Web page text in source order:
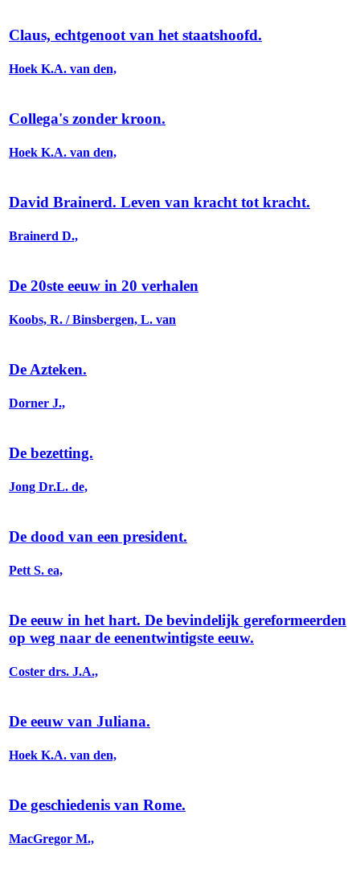
Claus, echtgenoot van het staatshoofd.
Hoek K.A. van den,
Collega's zonder kroon.
Hoek K.A. van den,
David Brainerd. Leven van kracht tot kracht.
Brainerd D.,
De 20ste eeuw in 20 verhalen
Koobs, R. / Binsbergen, L. van
De Azteken.
Dorner J.,
De bezetting.
Jong Dr.L. de,
De dood van een president.
Pett S. ea,
De eeuw in het hart. De bevindelijk gereformeerden
op weg naar de eenentwintigste eeuw.
Coster drs. J.A.,
De eeuw van Juliana.
Hoek K.A. van den,
De geschiedenis van Rome.
MacGregor M.,